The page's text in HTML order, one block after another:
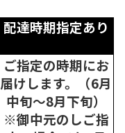
配達時期指定あり
ご指定の時期にお
届けします。（6月
中旬～8月下旬）
※御中元のしご指